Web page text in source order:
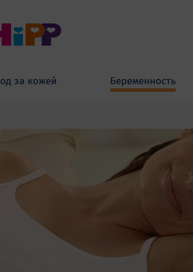
за кожей Беременность